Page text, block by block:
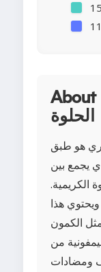
About كاري البامية والبطاطا
الحلوة
هو طبق
يجمع بين
الكريمية.
هذا
الكمون
من
ومضادات